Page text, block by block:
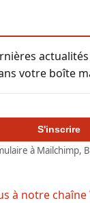
votre boîte
S'inscrire
à Mailchimp,